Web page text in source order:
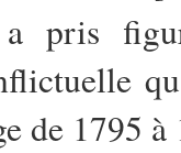
a pris
de 1795 à